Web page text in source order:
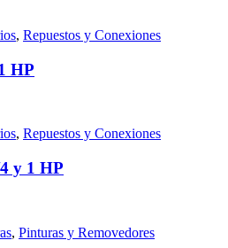
, Repuestos y Conexiones
HP
, Repuestos y Conexiones
y 1 HP
, Pinturas y Removedores